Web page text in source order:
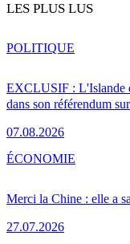
LES PLUS LUS
EXCLUSIF : L'Islande
dans son référendum
07.08.2026
POLITIQUE
Merci la Chine : elle a
27.07.2026
ÉCONOMIE